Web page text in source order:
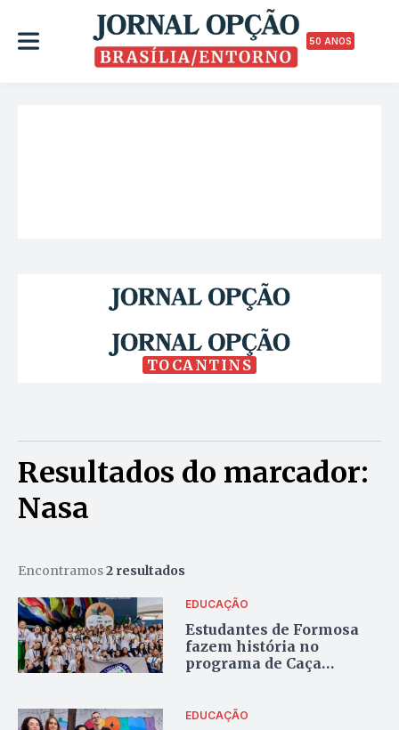
50 ANOS
TOCANTINS
Resultados do marcador:
Nasa
Encontramos2 resultados
EDUCAÇÃO
Estudantes de Formosa
fazem história no
programa de Caça
EDUCAÇÃO